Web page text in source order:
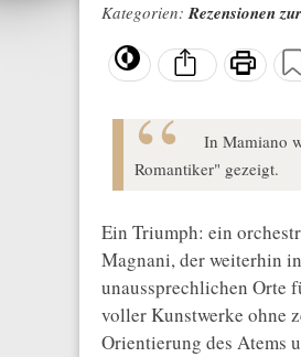
Kategorien:Rezensionen
In Mamiano
Romantiker" gezeigt.
Ein Triumph: ein
Magnani, der weiterhin
unaussprechlichen Orte
voller Kunstwerke ohne
Orientierung des Atems